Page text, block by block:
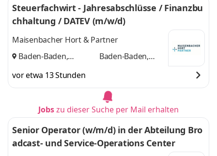
Steuerfachwirt - Jahresabschlüsse / Finanzbu
chhaltung / DATEV (m/w/d)
Maisenbacher Hort & Partner
Baden-Baden,
Baden-Baden,
vor etwa 13 Stunden
Jobszu dieser Suche per Mail erhalten
Senior Operator (w/m/d) in der Abteilung Bro
adcast- und Service-Operations Center